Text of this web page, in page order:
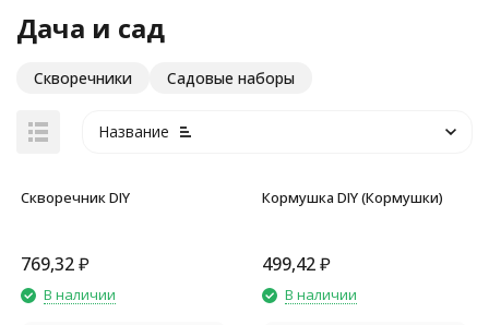
Дача и сад
Скворечники Садовые наборы
Название
Скворечник DIY
769,32₽
В наличии
Кормушка DIY (Кормушки)
499,42₽
В наличии